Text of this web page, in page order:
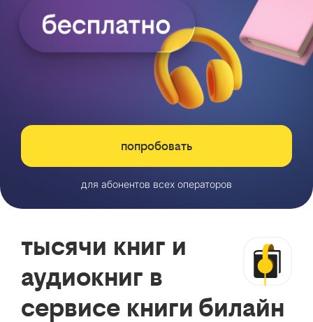
попробовать
для абонентов всех операторов
тысячи книг и
аудиокниг в
сервисе книги билайн